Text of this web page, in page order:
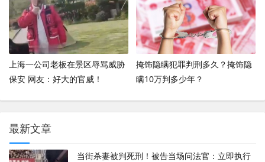
上海一公司老板在景区辱骂威胁
保安 网友：好大的官威！
掩饰隐瞒犯罪判刑多久？掩饰隐
瞒10万判多少年？
最新文章
当街杀妻被判死刑！被告当场问法官：立即执行